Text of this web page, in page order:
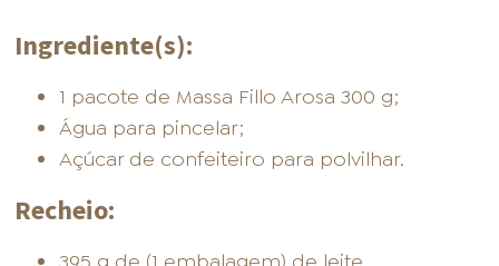
Ingrediente(s):
1 pacote de Massa Fillo Arosa 300 g;
Água para pincelar;
Açúcar de confeiteiro para polvilhar.
Recheio: